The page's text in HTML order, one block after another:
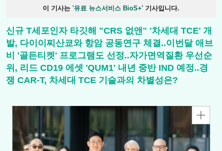
이 기사는 '유료 뉴스서비스 BioS+' 기사입니다.
신규 T세포인자 타깃해 "CRS 없앤" '차세대 TCE' 개
발, 다이이찌산쿄와 항암 공동연구 체결..이번달 애브
비 '골든티켓' 프로그램도 선정..자가면역질환 우선순
위, 리드 CD19 에셋 'QUM1' 내년 중반 IND 예정..경
쟁 CAR-T, 차세대 TCE 기술과의 차별성은?